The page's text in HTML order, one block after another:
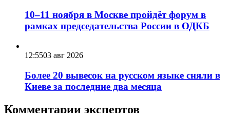
10–11 ноября в Москве пройдёт форум в
рамках председательства России в ОДКБ
12:5503 авг 2026
Более 20 вывесок на русском языке сняли в
Киеве за последние два месяца
Комментарии экспертов